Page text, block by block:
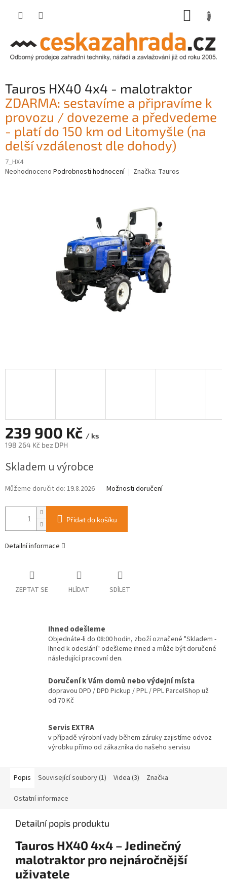
Tauros HX40 4x4 - malotraktor
ZDARMA: sestavíme a připravíme k
provozu / dovezeme a předvedeme
- platí do 150 km od Litomyšle (na
delší vzdálenost dle dohody)
7_HX4
Průměrné
Neohodnoceno Podrobnosti hodnocení Značka: Tauros
239 900 Kč / ks
198 264 Kč bez DPH
cena:
Skladem u výrobce
Můžeme doručit do: 19.8.2026 Možnosti doručení
Přidat do košíku
Detailní informace
ZEPTAT SE HLÍDAT SDÍLET
Ihned odešleme
Objednáte-li do 08:00 hodin, zboží označené "Skladem -
Ihned k odeslání" odešleme ihned a může být doručené
následující pracovní den.
Doručení k Vám domů nebo výdejní místa
dopravou DPD / DPD Pickup / PPL / PPL ParcelShop už
od 70 Kč
Servis EXTRA
v případě výrobní vady během záruky zajistíme odvoz
výrobku přímo od zákazníka do našeho servisu
Popis Související soubory (1) Videa (3) Značka
Ostatní informace
Detailní popis produktu
Tauros HX40 4x4 – Jedinečný
malotraktor pro nejnáročnější
uživatele